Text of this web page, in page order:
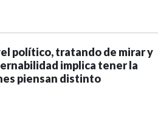
político, tratando de mirar y
implica tener la
piensan distinto